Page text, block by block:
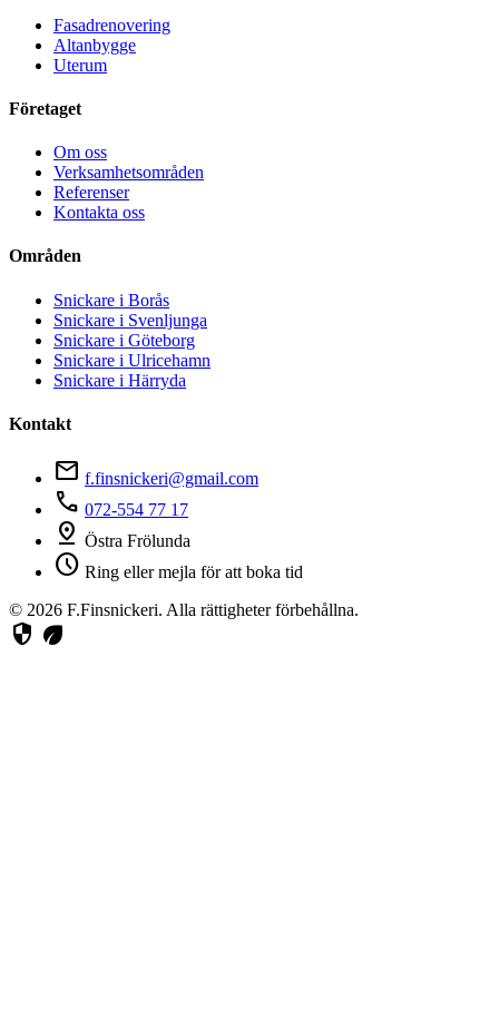
Fasadrenovering
Altanbygge
Uterum
Företaget
Om oss
Verksamhetsområden
Referenser
Kontakta oss
Områden
Snickare i Borås
Snickare i Svenljunga
Snickare i Göteborg
Snickare i Ulricehamn
Snickare i Härryda
Kontakt
mail f.finsnickeri@gmail.com
phone 072-554 77 17
pin_drop Östra Frölunda
schedule Ring eller mejla för att boka tid
© 2026 F.Finsnickeri. Alla rättigheter förbehållna.
security eco